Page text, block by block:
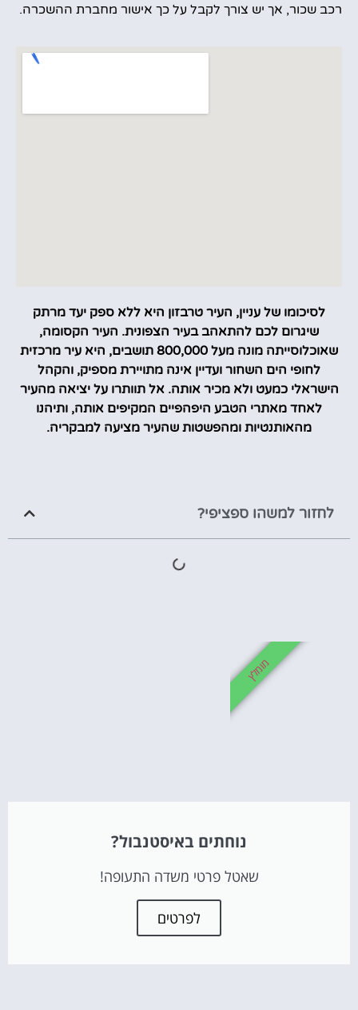
רכב שכור, אך יש צורך לקבל על כך אישור מחברת ההשכרה.
לסיכומו של עניין, העיר טרבזון היא ללא ספק יעד מרתק
שיגרום לכם להתאהב בעיר הצפונית. העיר הקסומה,
שאוכלוסייתה מונה מעל 800,000 תושבים, היא עיר מרכזית
לחופי הים השחור ועדיין אינה מתויירת מספיק, והקהל
הישראלי כמעט ולא מכיר אותה. אל תוותרו על יציאה מהעיר
לאחד מאתרי הטבע היפהפיים המקיפים אותה, ותיהנו
מהאותנטיות ומהפשטות שהעיר מציעה למבקריה.
לחזור למשהו ספציפי?
נוחתים באיסטנבול?
שאטל פרטי משדה התעופה!
לפרטים
מומלץ